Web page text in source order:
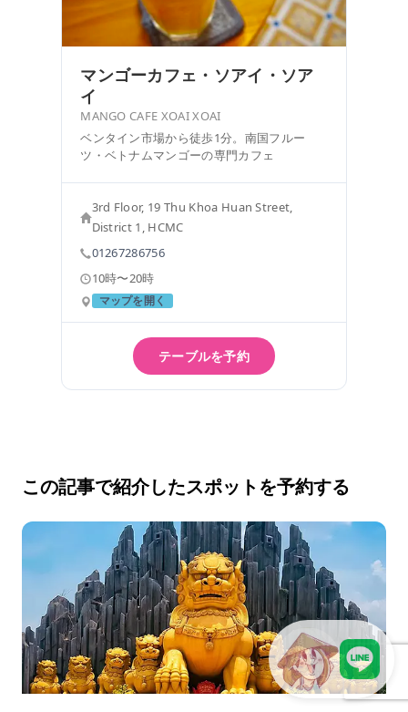
マンゴーカフェ・ソアイ・ソア
イ
MANGO CAFE XOAI XOAI
ベンタイン市場から徒歩1分。南国フルー
ツ・ベトナムマンゴーの専門カフェ
3rd Floor, 19 Thu Khoa Huan Street,
District 1, HCMC
01267286756
10時〜20時
マップを開く
テーブルを予約
この記事で紹介したスポットを予約する